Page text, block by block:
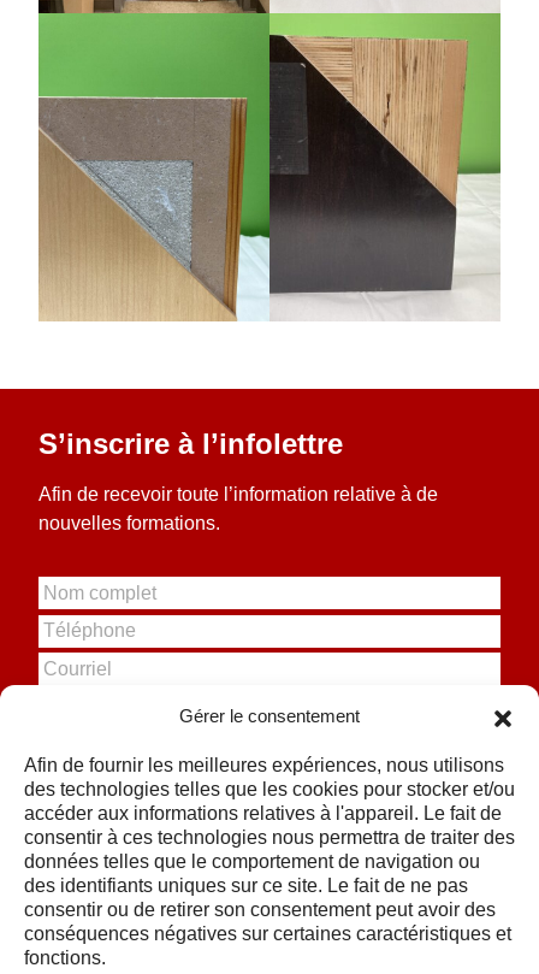
Gérer le consentement
Afin de fournir les meilleures expériences, nous utilisons
des technologies telles que les cookies pour stocker et/ou
accéder aux informations relatives à l'appareil. Le fait de
consentir à ces technologies nous permettra de traiter des
données telles que le comportement de navigation ou
des identifiants uniques sur ce site. Le fait de ne pas
consentir ou de retirer son consentement peut avoir des
conséquences négatives sur certaines caractéristiques et
fonctions.
S’inscrire à l’infolettre
Afin de recevoir toute l’information relative à de
nouvelles formations.
N
o
m
c
o
e
t
T
é
o
n
e
C
o
r
i
e
l
*